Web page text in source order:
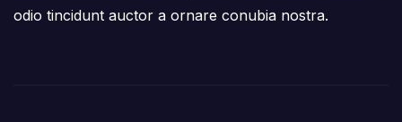
odio tincidunt auctor a ornare conubia nostra.